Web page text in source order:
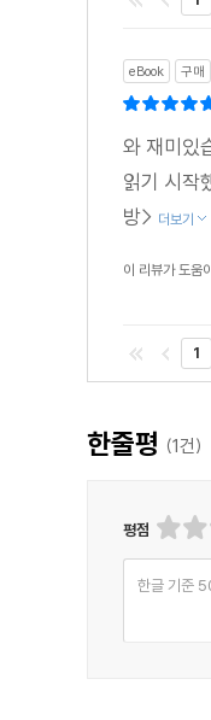
<추천평>
"이 작품은
묘사되어 있
- Peter,
"어두운 분위
"엄청난 소설
- Gregory
eBook 구매
와 재미있
읽기 시작
방> 더보기
이 리뷰가 도움
1
한줄평 (1건)
평점
한글 기준